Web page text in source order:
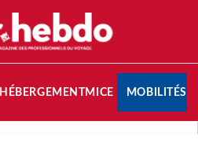
HÉBERGEMENTMICE MOBILITÉS